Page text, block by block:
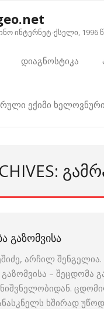
ინტერნეტ-ქსელი, 1996
დიაგნოსტიკა
ექიმი
ᲒᲐᲖᲝᲛᲕᲘᲡᲐ
არჩილ შენგელია.
– შეცდომა
ხშირად